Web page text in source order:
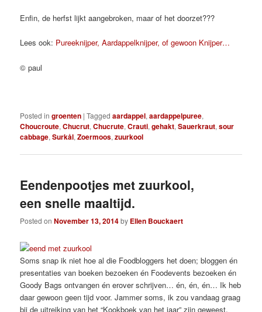
Enfin, de herfst lijkt aangebroken, maar of het doorzet???
Lees ook: Pureeknijper, Aardappelknijper, of gewoon Knijper…
© paul
Posted in groenten |Tagged aardappel,aardappelpuree,
Choucroute,Chucrut,Chucrute,Crauti,gehakt,Sauerkraut,sour
cabbage,Surkål,Zoermoos,zuurkool
Eendenpootjes met zuurkool,
een snelle maaltijd.
Posted onNovember 13, 2014by Ellen Bouckaert
Soms snap ik niet hoe al die Foodbloggers het doen; bloggen én
presentaties van boeken bezoeken én Foodevents bezoeken én
Goody Bags ontvangen én erover schrijven… én, én, én… Ik heb
daar gewoon geen tijd voor. Jammer soms, ik zou vandaag graag
bij de uitreiking van het “Kookboek van het jaar” zijn geweest.